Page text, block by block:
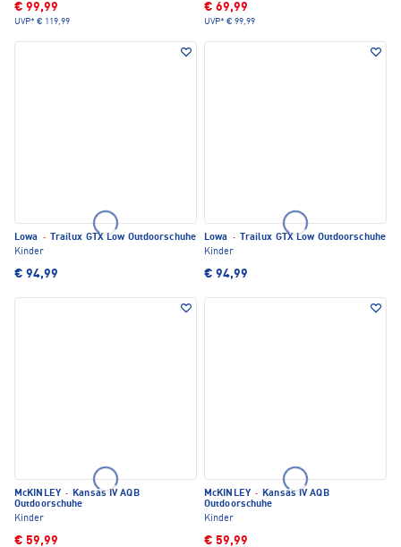
€ 99,99
UVP* € 119,99
€ 69,99
UVP* € 99,99
Lowa ·
Trailux GTX Low Outdoorschuhe
Kinder
€ 94,99
Lowa ·
Trailux GTX Low Outdoorschuhe
Kinder
€ 94,99
McKINLEY · Kansas IV AQB
Outdoorschuhe
Kinder
€ 59,99
McKINLEY · Kansas IV AQB
Outdoorschuhe
Kinder
€ 59,99